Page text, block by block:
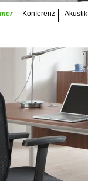
Konferenz
Akustik